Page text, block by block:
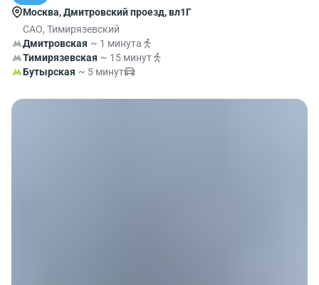
Москва, Дмитровский проезд, вл1Г
САО, Тимирязевский
Дмитровская ~ 1 минута
Тимирязевская ~ 15 минут
Бутырская ~ 5 минут